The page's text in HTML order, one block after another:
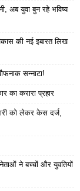
अब युवा बुन रहे भविष्य
की नई इबारत लिख
सन्नाटा!
का करारा प्रहार
को लेकर केस दर्ज,
ने बच्चों और युवतियों